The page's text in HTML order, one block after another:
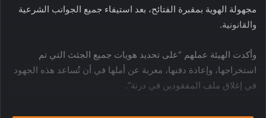
مجهولة الهوية بمقبرة الفتائح، بعد استيفاء جميع الجوانب الشرعية
والقانونية.
وأكدت الهيئة عملهم “على تحديد هويات جميع الجثث التي تم
استخراجها، وإعادة دفنها، معربة عن أملها في أن تُساعد هذه الجهود
في إغلاق ملف المفقودين في درنة”.